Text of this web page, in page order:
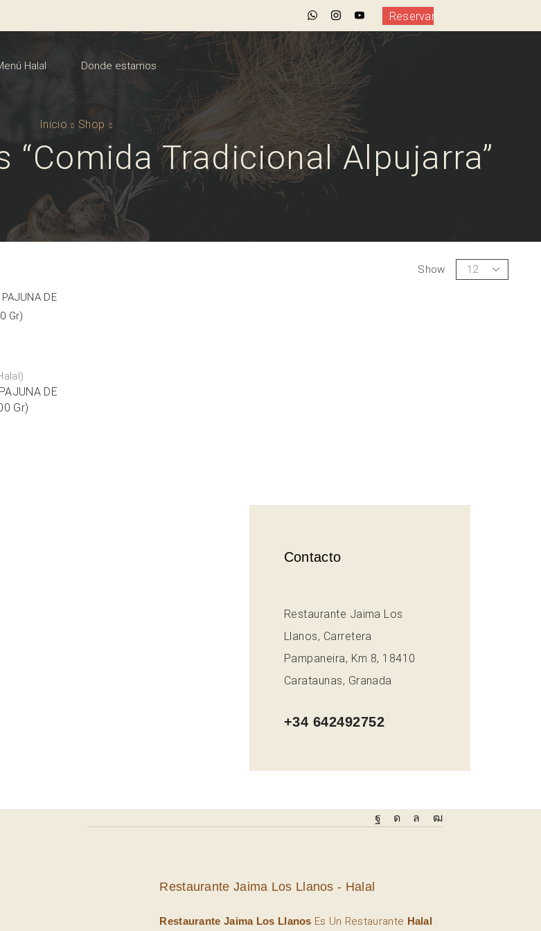
Reservar
Halal Donde estamos
Inicio Shop
“comida Tradicional Alpujarra”
Show
DE
Gr)
Contacto
Restaurante Jaima Los
Llanos, Carretera
Pampaneira, Km 8, 18410
Carataunas, Granada
+34 642492752
Restaurante Jaima Los Llanos - Halal
Restaurante Jaima Los Llanos Es Un Restaurante Halal